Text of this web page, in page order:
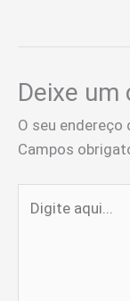
Deixe
O seu endereço
Campos
aqui...